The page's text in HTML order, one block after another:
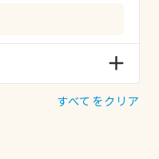
すべてをクリア